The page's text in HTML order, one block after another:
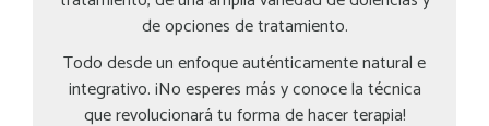
de opciones de tratamiento.
Todo desde un enfoque auténticamente natural e
integrativo. ¡No esperes más y conoce la técnica
que revolucionará tu forma de hacer terapia!